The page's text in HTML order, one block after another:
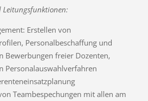
Erstellen von
Personalbeschaffung und
Bewerbungen freier Dozenten,
Personalauswahlverfahren
Teambespechungen mit allen am